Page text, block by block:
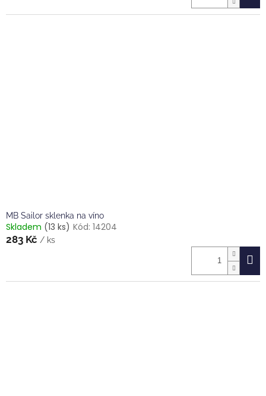
MB Sailor sklenka na víno
Skladem (13 ks) Kód: 14204
283 Kč / ks